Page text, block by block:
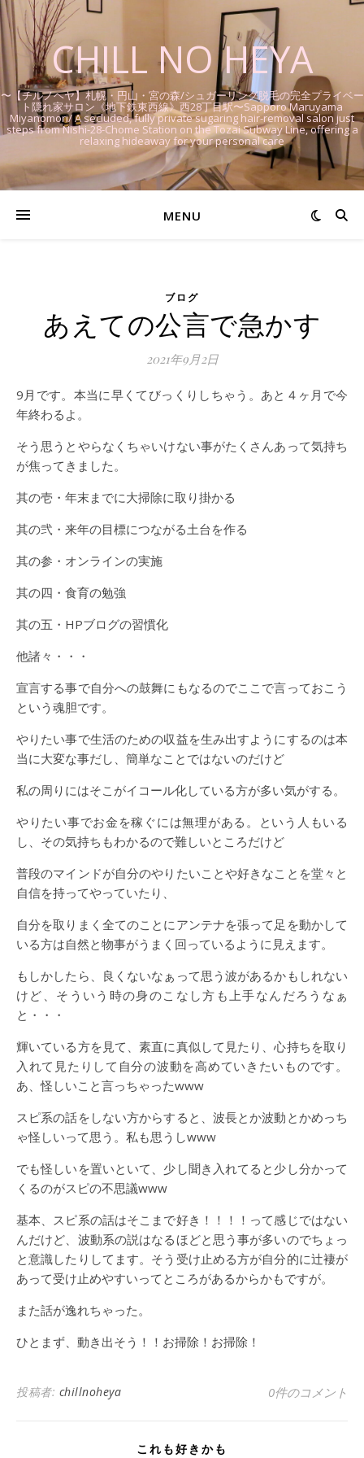
CHILL NO HEYA
〜【チルノヘヤ】札幌・円山・宮の森/シュガーリング脱毛の完全プライベー
ト隠れ家サロン《地下鉄東西線》西28丁目駅〜Sapporo Maruyama
Miyanomori/ A secluded, fully private sugaring hair-removal salon just
steps from Nishi-28-Chome Station on the Tozai Subway Line, offering a
relaxing hideaway for your personal care
MENU
ブログ
あえての公言で急かす
2021年9月2日
9月です。本当に早くてびっくりしちゃう。あと４ヶ月で今
年終わるよ。
そう思うとやらなくちゃいけない事がたくさんあって気持ち
が焦ってきました。
其の壱・年末までに大掃除に取り掛かる
其の弐・来年の目標につながる土台を作る
其の参・オンラインの実施
其の四・食育の勉強
其の五・HPブログの習慣化
他諸々・・・
宣言する事で自分への鼓舞にもなるのでここで言っておこう
という魂胆です。
やりたい事で生活のための収益を生み出すようにするのは本
当に大変な事だし、簡単なことではないのだけど
私の周りにはそこがイコール化している方が多い気がする。
やりたい事でお金を稼ぐには無理がある。という人もいる
し、その気持ちもわかるので難しいところだけど
普段のマインドが自分のやりたいことや好きなことを堂々と
自信を持ってやっていたり、
自分を取りまく全てのことにアンテナを張って足を動かして
いる方は自然と物事がうまく回っているように見えます。
もしかしたら、良くないなぁって思う波があるかもしれない
けど、そういう時の身のこなし方も上手なんだろうなぁ
と・・・
輝いている方を見て、素直に真似して見たり、心持ちを取り
入れて見たりして自分の波動を高めていきたいものです。
あ、怪しいこと言っちゃったwww
スピ系の話をしない方からすると、波長とか波動とかめっち
ゃ怪しいって思う。私も思うしwww
でも怪しいを置いといて、少し聞き入れてると少し分かって
くるのがスピの不思議www
基本、スピ系の話はそこまで好き！！！！って感じではない
んだけど、波動系の説はなるほどと思う事が多いのでちょっ
と意識したりしてます。そう受け止める方が自分的に辻褄が
あって受け止めやすいってところがあるからかもですが。
また話が逸れちゃった。
ひとまず、動き出そう！！お掃除！お掃除！
投稿者: chillnoheya 0件のコメント
これも好きかも